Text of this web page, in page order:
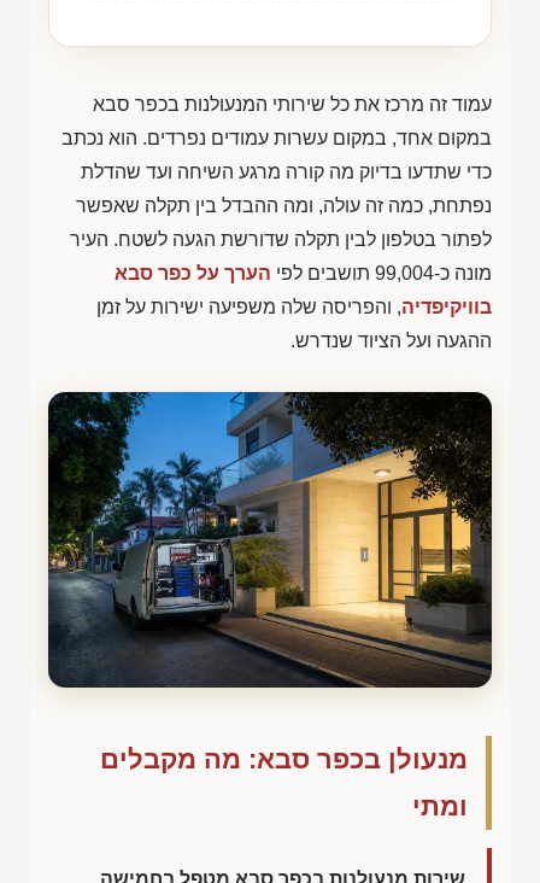
עמוד זה מרכז את כל שירותי המנעולנות בכפר סבא
במקום אחד, במקום עשרות עמודים נפרדים. הוא נכתב
כדי שתדעו בדיוק מה קורה מרגע השיחה ועד שהדלת
נפתחת, כמה זה עולה, ומה ההבדל בין תקלה שאפשר
לפתור בטלפון לבין תקלה שדורשת הגעה לשטח. העיר
מונה כ-99,004 תושבים לפי
הערך על כפר סבא
בוויקיפדיה, והפריסה שלה משפיעה ישירות על זמן
ההגעה ועל הציוד שנדרש.
מנעולן בכפר סבא: מה מקבלים
ומתי